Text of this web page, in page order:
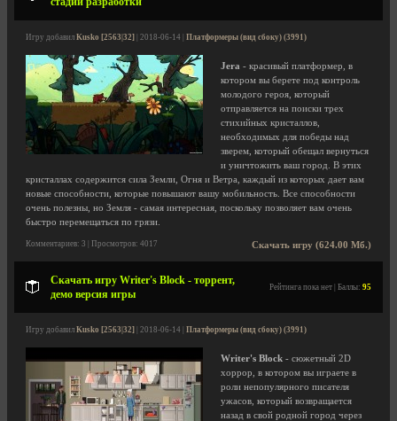
Игру добавил Kusko [2563|32] | 2018-06-14 | Платформеры (вид сбоку) (3991)
Jera - красивый платформер, в
котором вы берете под контроль
молодого героя, который
отправляется на поиски трех
стихийных кристаллов,
необходимых для победы над
зверем, который обещал вернуться
и уничтожить ваш город. В этих
кристаллах содержится сила Земли, Огня и Ветра, каждый из которых дает вам
новые способности, которые повышают вашу мобильность. Все способности
очень полезны, но Земля - самая интересная, поскольку позволяет вам очень
быстро перемещаться по грязи.
Скачать игру (624.00 Мб.)
Комментариев: 3 | Просмотров: 4017
Скачать игру Writer's Block - торрент,
демо версия игры
Рейтинга пока нет | Баллы: 95
Игру добавил Kusko [2563|32] | 2018-06-14 | Платформеры (вид сбоку) (3991)
Writer's Block - сюжетный 2D
хоррор, в котором вы играете в
роли непопулярного писателя
ужасов, который возвращается
назад в свой родной город через